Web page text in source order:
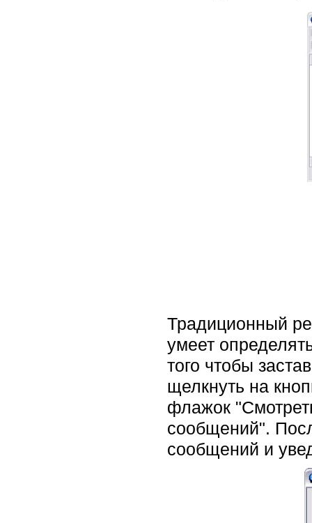
Традиционный
умеет
того чтобы
щелкнуть на
флажок
сообщений".
сообщений и